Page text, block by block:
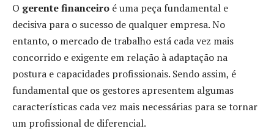
O gerente financeiro é uma peça fundamental e
decisiva para o sucesso de qualquer empresa. No
entanto, o mercado de trabalho está cada vez mais
concorrido e exigente em relação à adaptação na
postura e capacidades profissionais. Sendo assim, é
fundamental que os gestores apresentem algumas
características cada vez mais necessárias para se tornar
um profissional de diferencial.